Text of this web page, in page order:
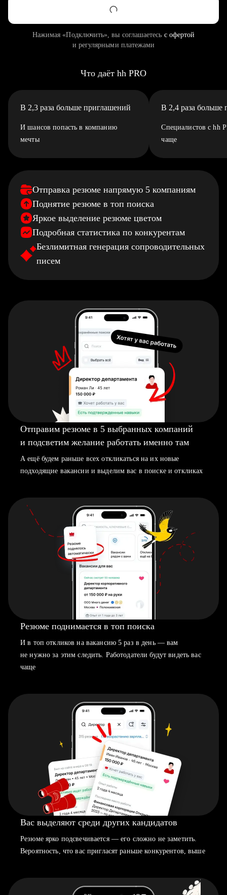
Нажимая «Подключить», вы соглашаетесь с офертой
и регулярными платежами
Что даёт hh PRO
В 2,3 раза больше приглашений
И шансов попасть в компанию
мечты
В 2,4 раза больше
Специалистов с hh
чаще
Отправка резюме напрямую 5 компаниям
Поднятие резюме в топ поиска
Яркое выделение резюме цветом
Подробная статистика по конкурентам
Безлимитная генерация сопроводительных
писем
Отправим резюме в 5 выбранных компаний
и подсветим желание работать именно там
А ещё будем раньше всех откликаться на их новые
подходящие вакансии и выделим вас в поиске и откликах
Резюме поднимается в топ поиска
И в топ откликов на вакансию 5 раз в день — вам
не нужно за этим следить. Работодатели будут видеть вас
чаще
Вас выделяют среди других кандидатов
Резюме ярко подсвечивается — его сложно не заметить.
Вероятность, что вас пригласят раньше конкурентов, выше